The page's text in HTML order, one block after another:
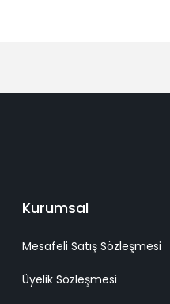
Kurumsal
Mesafeli Satış Sözleşmesi
Üyelik Sözleşmesi